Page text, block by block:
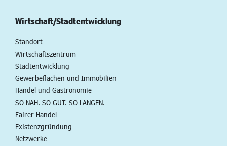
Wirtschaft/Stadtentwicklung
Standort
Wirtschaftszentrum
Stadtentwicklung
Gewerbeflächen und Immobilien
Handel und Gastronomie
SO NAH. SO GUT. SO LANGEN.
Fairer Handel
Existenzgründung
Netzwerke